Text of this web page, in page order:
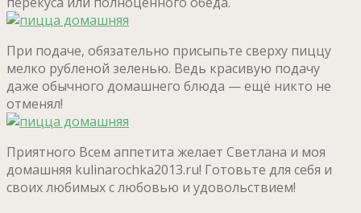
При подаче, обязательно присыпьте сверху пиццу
мелко рубленой зеленью. Ведь красивую подачу
даже обычного домашнего блюда — ещё никто не
отменял!
Приятного Всем аппетита желает Светлана и моя
домашняя kulinarochka2013.ru! Готовьте для себя и
своих любимых с любовью и удовольствием!